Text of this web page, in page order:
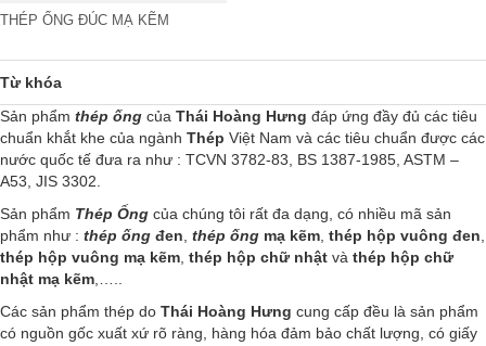
THÉP ỐNG ĐÚC MẠ KẼM
Từ khóa
Sản phẩm thép ống của Thái Hoàng Hưng đáp ứng đầy đủ các tiêu
chuẩn khắt khe của ngành Thép Việt Nam và các tiêu chuẩn được các
nước quốc tế đưa ra như : TCVN 3782-83, BS 1387-1985, ASTM –
A53, JIS 3302.
Sản phẩm Thép Ống của chúng tôi rất đa dạng, có nhiều mã sản
phẩm như : thép ống đen, thép ống mạ kẽm, thép hộp vuông đen,
thép hộp vuông mạ kẽm, thép hộp chữ nhật và thép hộp chữ
nhật mạ kẽm,…..
Các sản phẩm thép do Thái Hoàng Hưng cung cấp đều là sản phẩm
có nguồn gốc xuất xứ rõ ràng, hàng hóa đảm bảo chất lượng, có giấy